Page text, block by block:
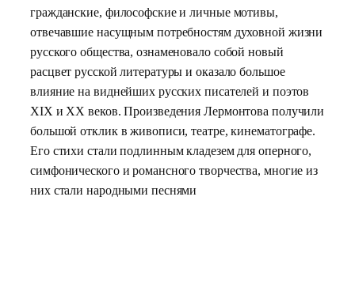
гражданские, философские и личные мотивы,
отвечавшие насущным потребностям духовной жизни
русского общества, ознаменовало собой новый
расцвет русской литературы и оказало большое
влияние на виднейших русских писателей и поэтов
XIX и XX веков. Произведения Лермонтова получили
большой отклик в живописи, театре, кинематографе.
Его стихи стали подлинным кладезем для оперного,
симфонического и романсного творчества, многие из
них стали народными песнями